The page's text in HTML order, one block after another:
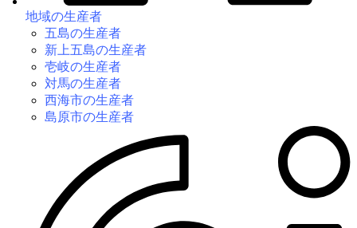
地域の生産者
五島の生産者
新上五島の生産者
壱岐の生産者
対馬の生産者
西海市の生産者
島原市の生産者